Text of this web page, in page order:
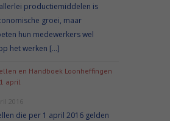
productiemiddelen is
groei, maar
hun medewerkers wel
het werken […]
en Handboek Loonheffingen
april
2016
die per 1 april 2016 gelden